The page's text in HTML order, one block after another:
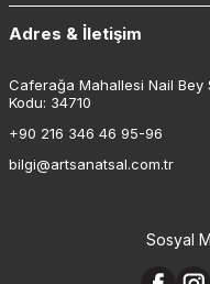
Adres & İletişim
Caferağa Mahallesi Nail Bey
Kodu: 34710
+90 216 346 46 95-96
bilgi@artsanatsal.com.tr
Sosyal